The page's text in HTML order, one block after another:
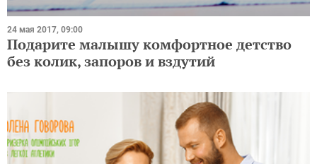
24 мая 2017, 09:00
Подарите малышу комфортное детство
без колик, запоров и вздутий